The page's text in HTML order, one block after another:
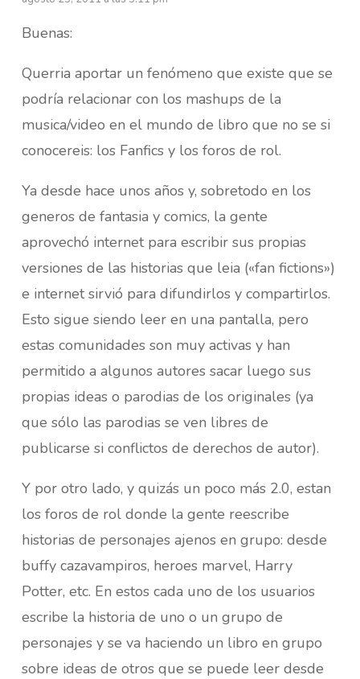
Buenas:
Querria aportar un fenómeno que existe que se
podría relacionar con los mashups de la
musica/video en el mundo de libro que no se si
conocereis: los Fanfics y los foros de rol.
Ya desde hace unos años y, sobretodo en los
generos de fantasia y comics, la gente
aprovechó internet para escribir sus propias
versiones de las historias que leia («fan fictions»)
e internet sirvió para difundirlos y compartirlos.
Esto sigue siendo leer en una pantalla, pero
estas comunidades son muy activas y han
permitido a algunos autores sacar luego sus
propias ideas o parodias de los originales (ya
que sólo las parodias se ven libres de
publicarse si conflictos de derechos de autor).
Y por otro lado, y quizás un poco más 2.0, estan
los foros de rol donde la gente reescribe
historias de personajes ajenos en grupo: desde
buffy cazavampiros, heroes marvel, Harry
Potter, etc. En estos cada uno de los usuarios
escribe la historia de uno o un grupo de
personajes y se va haciendo un libro en grupo
sobre ideas de otros que se puede leer desde